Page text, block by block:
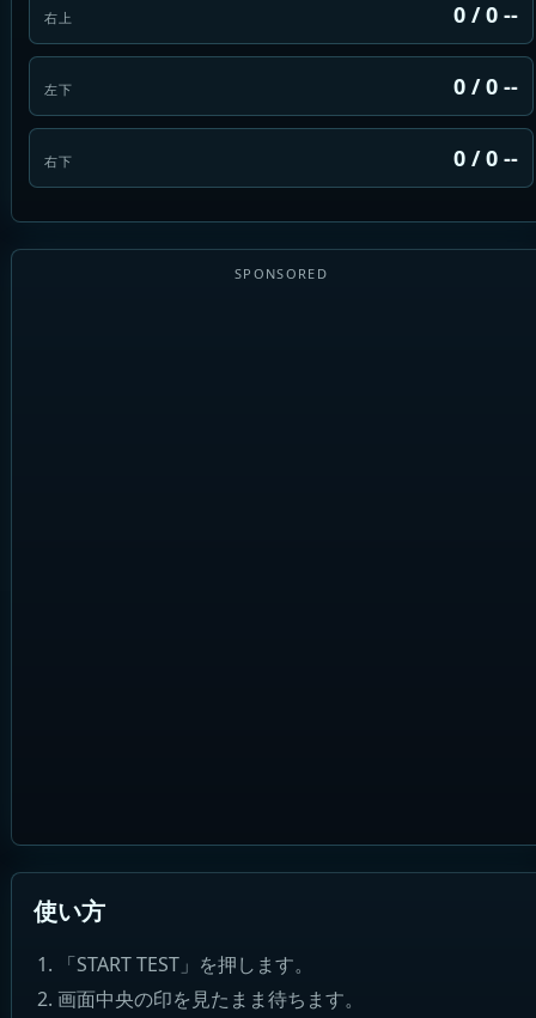
右上 0 / 0 --
左下 0 / 0 --
右下 0 / 0 --
SPONSORED
使い方
「START TEST」を押します。
画面中央の印を見たまま待ちます。